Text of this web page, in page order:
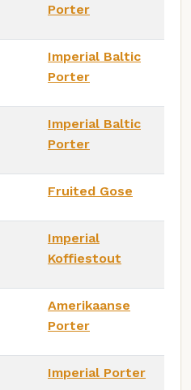
Porter
Imperial Baltic
Porter
Imperial Baltic
Porter
Fruited Gose
Imperial
Koffiestout
Amerikaanse
Porter
Imperial Porter